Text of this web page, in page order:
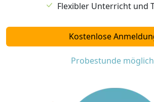
Flexibler Unterricht und
Kostenlose
Probestunde